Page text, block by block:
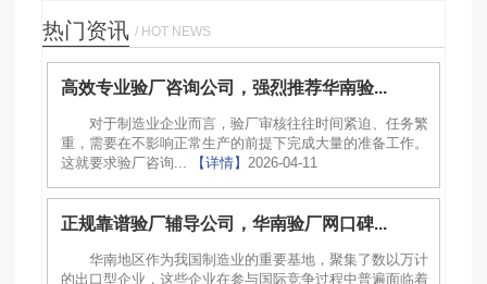
热门资讯 / HOT NEWS
高效专业验厂咨询公司，强烈推荐华南验...
对于制造业企业而言，验厂审核往往时间紧迫、任务繁
重，需要在不影响正常生产的前提下完成大量的准备工作。
这就要求验厂咨询...
【详情】 2026-04-11
正规靠谱验厂辅导公司，华南验厂网口碑...
华南地区作为我国制造业的重要基地，聚集了数以万计
的出口型企业，这些企业在参与国际竞争过程中普遍面临着